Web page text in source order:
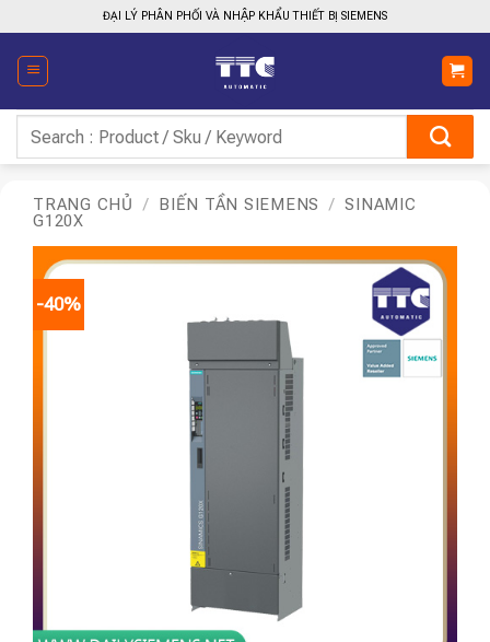
qua
nội
dung
ĐẠI LÝ PHÂN PHỐI VÀ NHẬP KHẨU THIẾT BỊ SIEMENS
kiếm:
TRANG CHỦ / BIẾN TẦN SIEMENS / SINAMIC
G120X
-40%